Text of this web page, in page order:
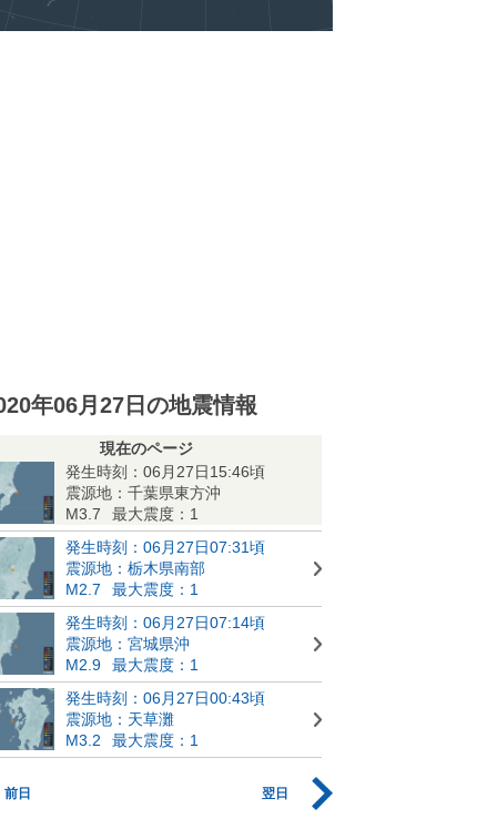
年06月27日の地震情報
現在のページ
発生時刻：06月27日15:46頃
震源地：千葉県東方沖
M3.7
最大震度：1
発生時刻：06月27日07:31頃
震源地：栃木県南部
M2.7
最大震度：1
発生時刻：06月27日07:14頃
震源地：宮城県沖
M2.9
最大震度：1
発生時刻：06月27日00:43頃
震源地：天草灘
M3.2
最大震度：1
前日 翌日